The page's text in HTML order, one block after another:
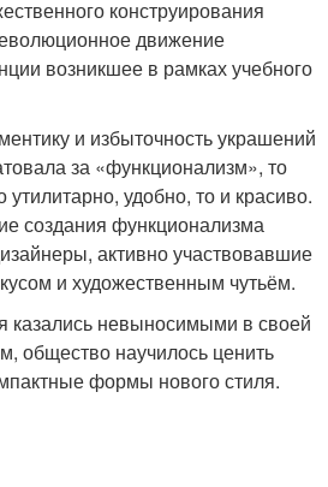
конструирования
движение
возникшее в рамках учебного
и избыточность украшений
за «функционализм», то
утилитарно, удобно, то и красиво.
создания функционализма
активно участвовавшие
и художественным чутьём.
казались невыносимыми в своей
общество научилось ценить
формы нового стиля.